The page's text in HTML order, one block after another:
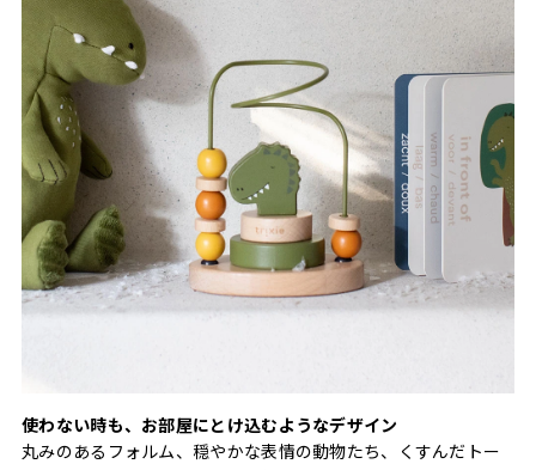
使わない時も、お部屋にとけ込むようなデザイン
丸みのあるフォルム、穏やかな表情の動物たち、くすんだトー